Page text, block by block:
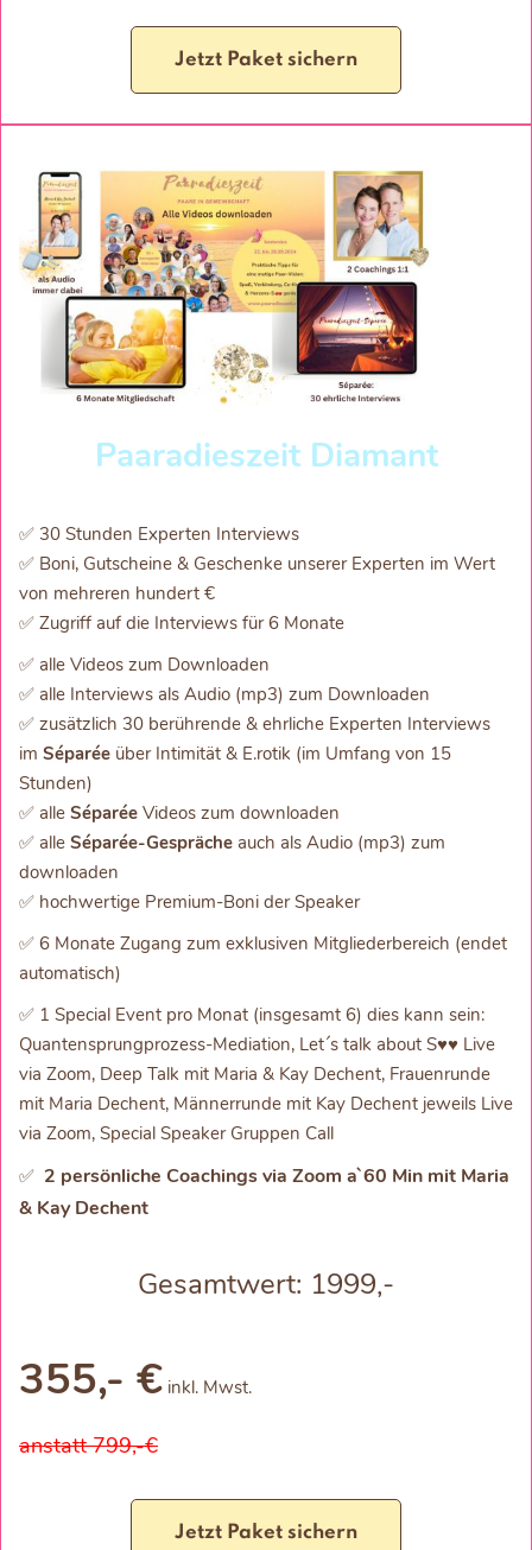
Jetzt Paket sichern
Paaradieszeit Diamant
✅ 30 Stunden Experten Interviews
✅ Boni, Gutscheine & Geschenke unserer Experten im Wert
von mehreren hundert €
✅ Zugriff auf die Interviews für 6 Monate
✅ alle Videos zum Downloaden
✅ alle Interviews als Audio (mp3) zum Downloaden
✅ zusätzlich 30 berührende & ehrliche Experten Interviews
im Séparée über Intimität & E.rotik (im Umfang von 15
Stunden)
✅ alle Séparée Videos zum downloaden
✅ alle Séparée-Gespräche auch als Audio (mp3) zum
downloaden
✅ hochwertige Premium-Boni der Speaker
✅ 6 Monate Zugang zum exklusiven Mitgliederbereich (endet
automatisch)
✅ 1 Special Event pro Monat (insgesamt 6) dies kann sein:
Quantensprungprozess-Mediation, Let´s talk about S♥♥ Live
via Zoom, Deep Talk mit Maria & Kay Dechent, Frauenrunde
mit Maria Dechent, Männerrunde mit Kay Dechent jeweils Live
via Zoom, Special Speaker Gruppen Call
✅ 2 persönliche Coachings via Zoom a`60 Min mit Maria
& Kay Dechent
Gesamtwert: 1999,-
355,- € inkl. Mwst.
anstatt 799,-€
Jetzt Paket sichern